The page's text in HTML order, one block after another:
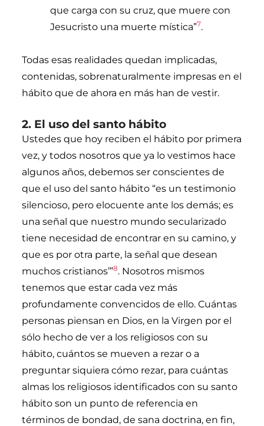
que carga con su cruz, que muere con
Jesucristo una muerte mística”7.
Todas esas realidades quedan implicadas,
contenidas, sobrenaturalmente impresas en el
hábito que de ahora en más han de vestir.
2. El uso del santo hábito
Ustedes que hoy reciben el hábito por primera
vez, y todos nosotros que ya lo vestimos hace
algunos años, debemos ser conscientes de
que el uso del santo hábito “es un testimonio
silencioso, pero elocuente ante los demás; es
una señal que nuestro mundo secularizado
tiene necesidad de encontrar en su camino, y
que es por otra parte, la señal que desean
muchos cristianos’”8. Nosotros mismos
tenemos que estar cada vez más
profundamente convencidos de ello. Cuántas
personas piensan en Dios, en la Virgen por el
sólo hecho de ver a los religiosos con su
hábito, cuántos se mueven a rezar o a
preguntar siquiera cómo rezar, para cuántas
almas los religiosos identificados con su santo
hábito son un punto de referencia en
términos de bondad, de sana doctrina, en fin,